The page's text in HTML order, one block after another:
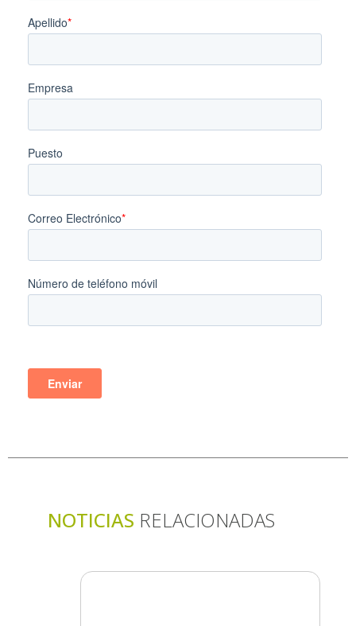
NOTICIAS RELACIONADAS